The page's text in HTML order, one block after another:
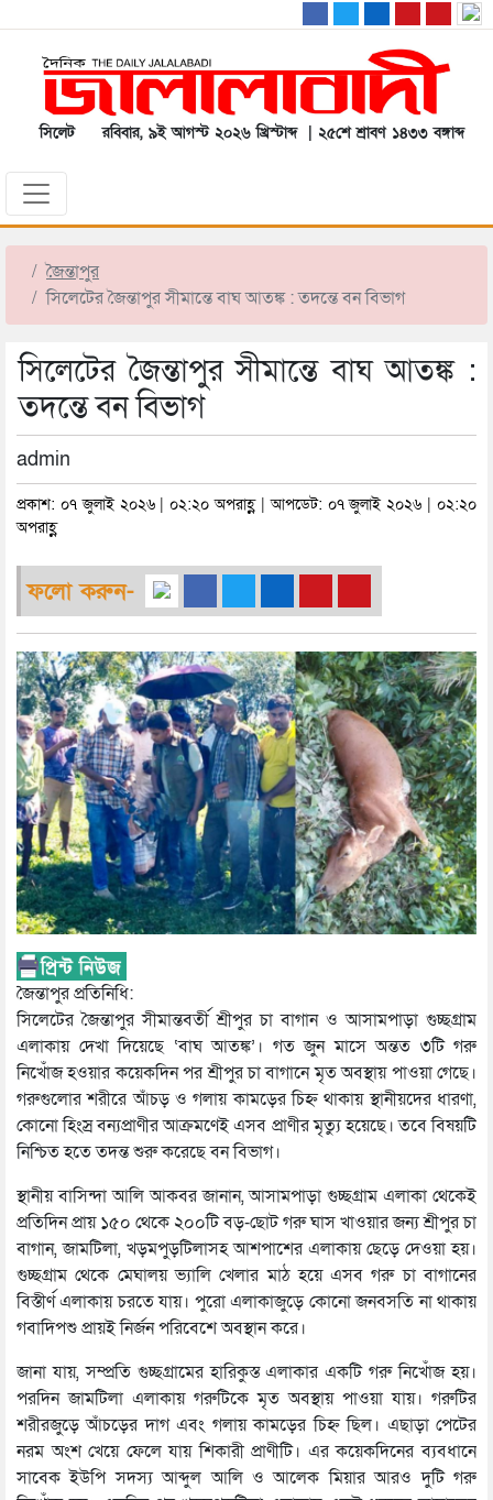
সিলেট রবিবার, ৯ই আগস্ট ২০২৬ খ্রিস্টাব্দ | ২৫শে শ্রাবণ ১৪৩৩ বঙ্গাব্দ
জৈন্তাপুর
সিলেটের জৈন্তাপুর সীমান্তে বাঘ আতঙ্ক : তদন্তে বন বিভাগ
সিলেটের জৈন্তাপুর সীমান্তে বাঘ আতঙ্ক :
তদন্তে বন বিভাগ
admin
প্রকাশ: ০৭ জুলাই ২০২৬ | ০২:২০ অপরাহ্ণ | আপডেট: ০৭ জুলাই ২০২৬ | ০২:২০
অপরাহ্ণ
ফলো করুন-
জৈন্তাপুর প্রতিনিধি:
সিলেটের জৈন্তাপুর সীমান্তবর্তী শ্রীপুর চা বাগান ও আসামপাড়া গুচ্ছগ্রাম
এলাকায় দেখা দিয়েছে ‘বাঘ আতঙ্ক’। গত জুন মাসে অন্তত ৩টি গরু
নিখোঁজ হওয়ার কয়েকদিন পর শ্রীপুর চা বাগানে মৃত অবস্থায় পাওয়া গেছে।
গরুগুলোর শরীরে আঁচড় ও গলায় কামড়ের চিহ্ন থাকায় স্থানীয়দের ধারণা,
কোনো হিংস্র বন্যপ্রাণীর আক্রমণেই এসব প্রাণীর মৃত্যু হয়েছে। তবে বিষয়টি
নিশ্চিত হতে তদন্ত শুরু করেছে বন বিভাগ।
স্থানীয় বাসিন্দা আলি আকবর জানান, আসামপাড়া গুচ্ছগ্রাম এলাকা থেকেই
প্রতিদিন প্রায় ১৫০ থেকে ২০০টি বড়-ছোট গরু ঘাস খাওয়ার জন্য শ্রীপুর চা
বাগান, জামটিলা, খড়মপুড়টিলাসহ আশপাশের এলাকায় ছেড়ে দেওয়া হয়।
গুচ্ছগ্রাম থেকে মেঘালয় ভ্যালি খেলার মাঠ হয়ে এসব গরু চা বাগানের
বিস্তীর্ণ এলাকায় চরতে যায়। পুরো এলাকাজুড়ে কোনো জনবসতি না থাকায়
গবাদিপশু প্রায়ই নির্জন পরিবেশে অবস্থান করে।
জানা যায়, সম্প্রতি গুচ্ছগ্রামের হারিকুস্ত এলাকার একটি গরু নিখোঁজ হয়।
পরদিন জামটিলা এলাকায় গরুটিকে মৃত অবস্থায় পাওয়া যায়। গরুটির
শরীরজুড়ে আঁচড়ের দাগ এবং গলায় কামড়ের চিহ্ন ছিল। এছাড়া পেটের
নরম অংশ খেয়ে ফেলে যায় শিকারী প্রাণীটি। এর কয়েকদিনের ব্যবধানে
সাবেক ইউপি সদস্য আব্দুল আলি ও আলেক মিয়ার আরও দুটি গরু